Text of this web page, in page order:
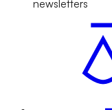
newsletters